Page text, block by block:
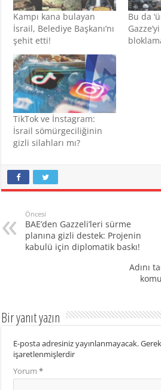
Kampı kana bulayan
İsrail, Belediye Başkanı’nı
şehit etti!
Bu da
TikTok ve İnstagram:
İsrail sömürgeciliğinin
gizli silahları mı?
Öncesi
BAE’den Gazzeli’leri sürme
planına gizli destek: Projenin
kabulü için diplomatik baskı!
Adını
Bir yanıt yazın
E-posta adresiniz yayınlanmayacak.
işaretlenmişlerdir
Yorum*